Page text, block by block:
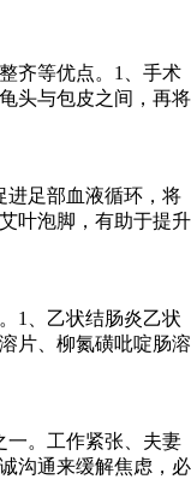
齐等优点。1、手术
头与包皮之间，再将
进足部血液循环，将
叶泡脚，有助于提升
1、乙状结肠炎乙状
片、柳氮磺吡啶肠溶
一。工作紧张、夫妻
沟通来缓解焦虑，必